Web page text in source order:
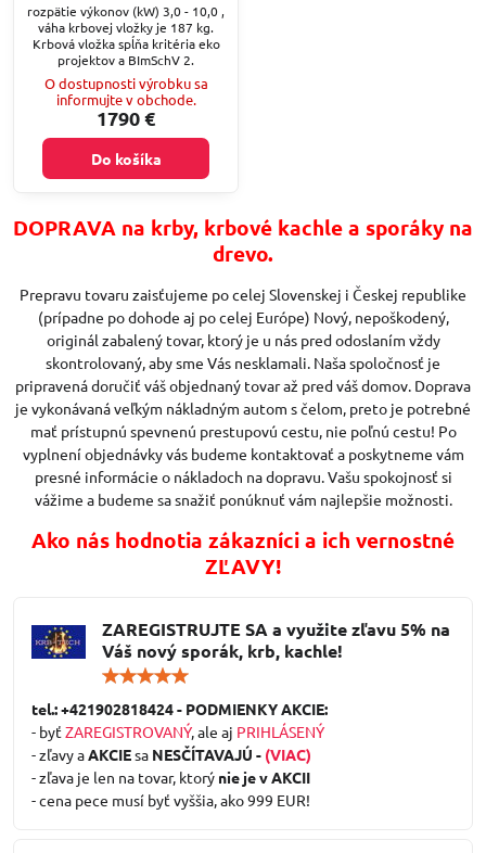
rozpätie výkonov (kW) 3,0 - 10,0 ,
váha krbovej vložky je 187 kg.
Krbová vložka spĺňa kritéria eko
projektov a BImSchV 2.
O dostupnosti výrobku sa
informujte v obchode.
1790 €
Do košíka
DOPRAVA na krby, krbové kachle a sporáky na
drevo.
Prepravu tovaru zaisťujeme po celej Slovenskej i Českej republike
(prípadne po dohode aj po celej Európe) Nový, nepoškodený,
originál zabalený tovar, ktorý je u nás pred odoslaním vždy
skontrolovaný, aby sme Vás nesklamali. Naša spoločnosť je
pripravená doručiť váš objednaný tovar až pred váš domov. Doprava
je vykonávaná veľkým nákladným autom s čelom, preto je potrebné
mať prístupnú spevnenú prestupovú cestu, nie poľnú cestu! Po
vyplnení objednávky vás budeme kontaktovať a poskytneme vám
presné informácie o nákladoch na dopravu. Vašu spokojnosť si
vážime a budeme sa snažiť ponúknuť vám najlepšie možnosti.
Ako nás hodnotia zákazníci a ich vernostné
ZĽAVY!
ZAREGISTRUJTE SA a využite zľavu 5% na
Váš nový sporák, krb, kachle!
/
5
tel.: +421902818424 - PODMIENKY AKCIE:
- byť ZAREGISTROVANÝ, ale aj PRIHLÁSENÝ
- zľavy aAKCIEsa NESČÍTAVAJÚ - (VIAC)
- zľava je len na tovar, ktorý nie je v AKCII
- cena pece musí byť vyššia, ako 999 EUR!